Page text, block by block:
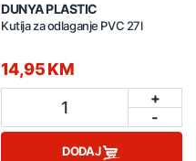
DUNYA PLASTIC
Kutija za odlaganje PVC 27l
14,95 KM
1
+
-
DODAJ